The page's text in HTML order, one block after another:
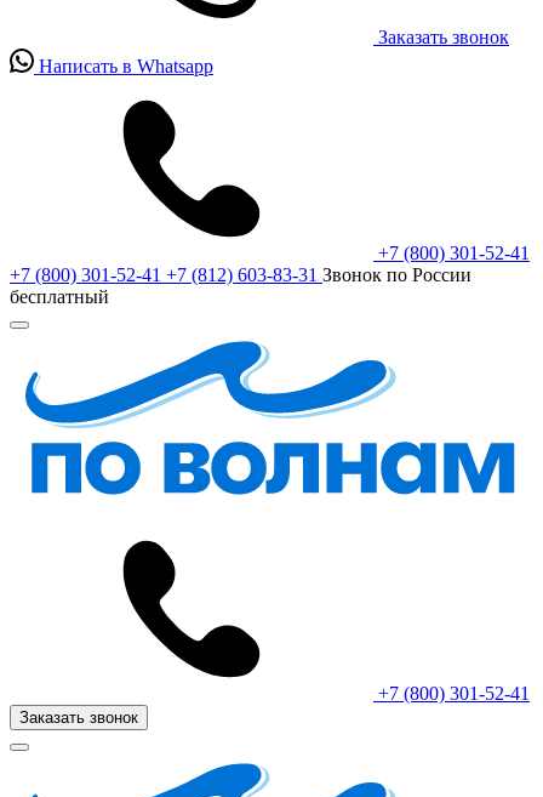
Заказать звонок
Написать в Whatsapp
+7 (800) 301-52-41
+7 (800) 301-52-41 +7 (812) 603-83-31 Звонок по России
бесплатный
+7 (800) 301-52-41
Заказать звонок